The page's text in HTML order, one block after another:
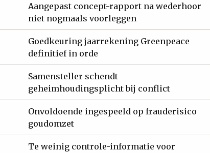
Aangepast concept-rapport na wederhoor
niet nogmaals voorleggen
Goedkeuring jaarrekening Greenpeace
definitief in orde
Samensteller schendt
geheimhoudingsplicht bij conflict
Onvoldoende ingespeeld op frauderisico
goudomzet
Te weinig controle-informatie voor